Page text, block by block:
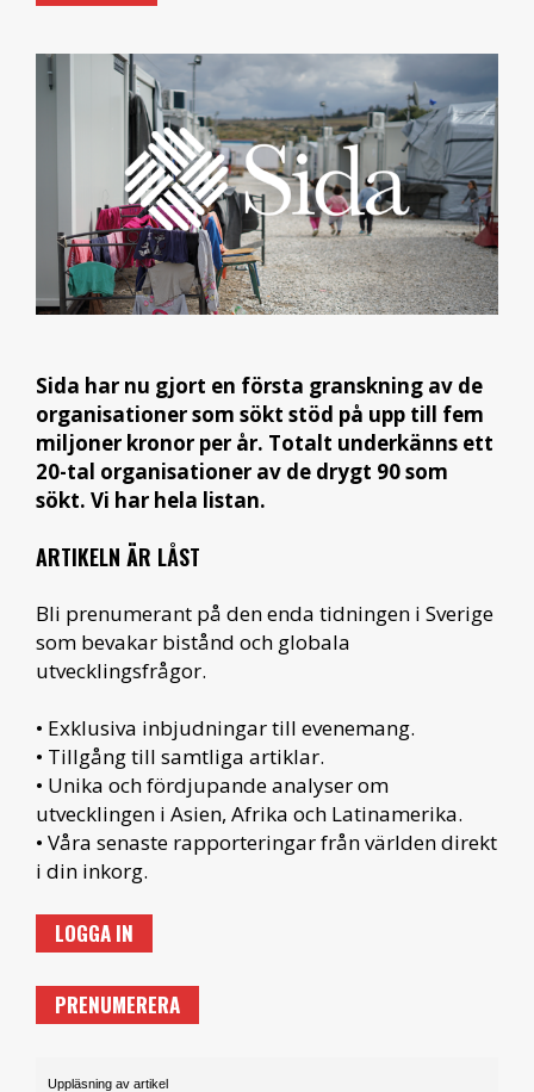
Sida har nu gjort en första granskning av de
organisationer som sökt stöd på upp till fem
miljoner kronor per år. Totalt underkänns ett
20-tal organisationer av de drygt 90 som
sökt. Vi har hela listan.
ARTIKELN ÄR LÅST
Bli prenumerant på den enda tidningen i Sverige
som bevakar bistånd och globala
utvecklingsfrågor.
• Exklusiva inbjudningar till evenemang.
• Tillgång till samtliga artiklar.
• Unika och fördjupande analyser om
utvecklingen i Asien, Afrika och Latinamerika.
• Våra senaste rapporteringar från världen direkt
i din inkorg.
LOGGA IN
PRENUMERERA
Uppläsning av artikel